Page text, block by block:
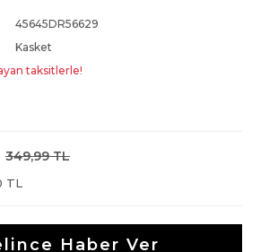
45645DR56629
Kasket
taksitlerle!
349,99 TL
TL
Haber Ver